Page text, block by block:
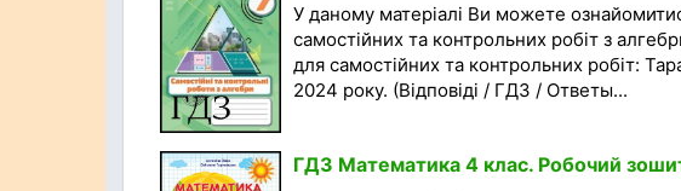
У даному матеріалі Ви можете
самостійних та контрольних робіт з
для самостійних та контрольних робіт:
2024 року. (Відповіді / ГДЗ / Ответы...
ГДЗ Математика 4 клас. Робочий